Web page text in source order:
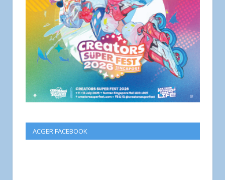
ACGER FACEBOOK